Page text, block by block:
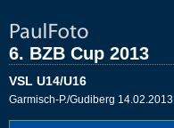
6. BZB Cup 2013
VSL U14/U16
Garmisch-P./Gudiberg 14.02.2013